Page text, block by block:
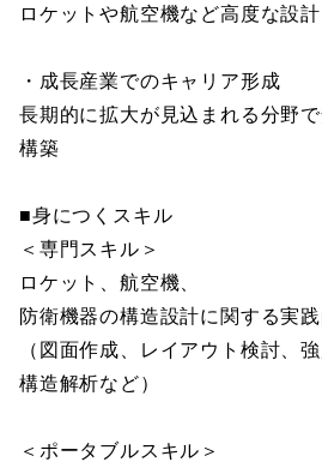
ロケットや航空機など高度な設
・成長産業でのキャリア形成
長期的に拡大が見込まれる分野
構築
■身につくスキル
＜専門スキル＞
ロケット、航空機、
防衛機器の構造設計に関する実
（図面作成、レイアウト検討、強
構造解析など）
＜ポータブルスキル＞